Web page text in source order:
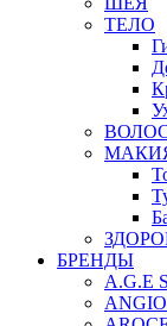
ТЕЛО
БРЕНДЫ
A.G.E